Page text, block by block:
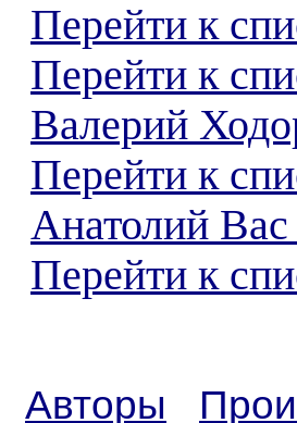
Перейти к
Перейти к
Валерий
Перейти к
Анатолий Вас
Перейти к
Авторы